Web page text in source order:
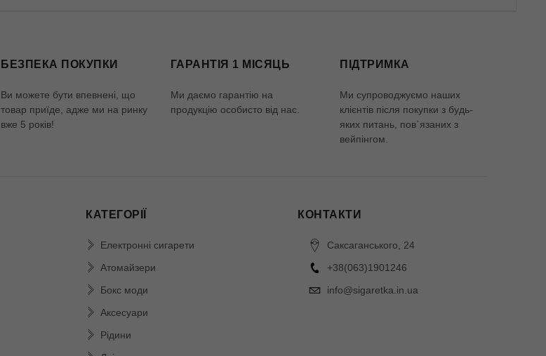
БЕЗПЕКА ПОКУПКИ
Ви можете бути впевнені, що
товар приїде, адже ми на ринку
вже 5 років!
ГАРАНТІЯ 1 МІСЯЦЬ
Ми даємо гарантію на
продукцію особисто від нас.
ПІДТРИМКА
Ми супроводжуємо наших
клієнтів після покупки з будь-
яких питань, пов`язаних з
вейпінгом.
КАТЕГОРІЇ
Електронні сигарети
Атомайзери
Бокс моди
Аксесуари
Рідини
КОНТАКТИ
Саксаганського, 24
+38(063)1901246
info@sigaretka.in.ua